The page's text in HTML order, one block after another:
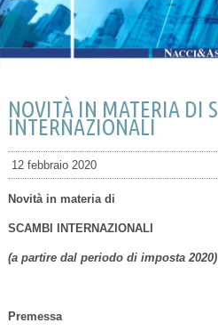
NOVITÀ IN MATERIA DI
INTERNAZIONALI
12 febbraio 2020
Novità in materia di
SCAMBI INTERNAZIONALI
(a partire dal periodo di imposta 2020)
Premessa